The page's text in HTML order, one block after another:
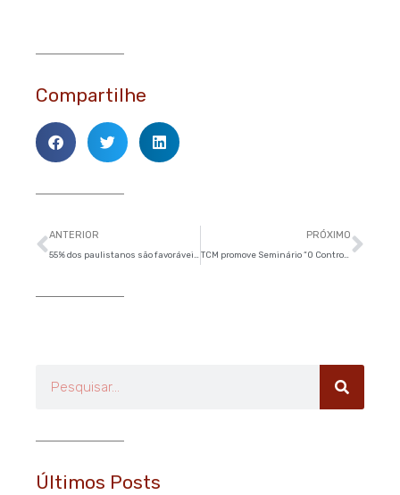
Compartilhe
Anterior
ANTERIOR
55% dos paulistanos são favoráveis à proposta de Renda Básica de Cidadania
PRÓXIMO
TCM promove Seminário “O Controle Externo e a Constituição”
Últimos Posts